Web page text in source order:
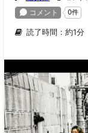
読了時間：約1分